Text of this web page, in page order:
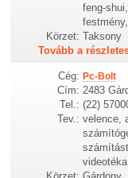
feng-
Körzet: Taksony
Tovább a
Cég: Pc-Bolt
Cím: 2483
Tel.: (22)
Tev.: velence,
videotéka